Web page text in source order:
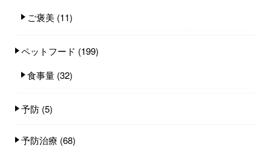
ご褒美 (11)
ペットフード (199)
食事量 (32)
予防 (5)
予防治療 (68)